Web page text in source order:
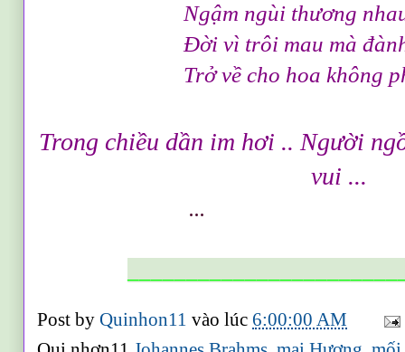
Ngậm ngùi thương
Ðời vì trôi mau mà đành
Trở về cho hoa không
Trong chiều dần im hơi ..Người
vui ...
...
Post byQuinhon11vào lúc 6:00:00 AM